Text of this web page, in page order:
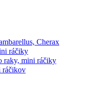
Cherax
ráčiky
raky, mini ráčiky
ráčikov